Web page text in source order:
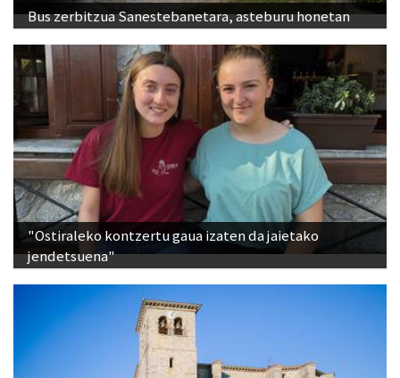
Bus zerbitzua Sanestebanetara, asteburu honetan
"Ostiraleko kontzertu gaua izaten da jaietako
jendetsuena"